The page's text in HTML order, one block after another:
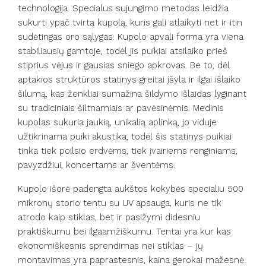
technologija. Specialus sujungimo metodas leidžia
sukurti ypač tvirtą kupolą, kuris gali atlaikyti net ir itin
sudėtingas oro sąlygas. Kupolo apvali forma yra viena
stabiliausių gamtoje, todėl jis puikiai atsilaiko prieš
stiprius vėjus ir gausias sniego apkrovas. Be to, dėl
aptakios struktūros statinys greitai įšyla ir ilgai išlaiko
šilumą, kas ženkliai sumažina šildymo išlaidas lyginant
su tradiciniais šiltnamiais ar pavėsinėmis. Medinis
kupolas sukuria jaukią, unikalią aplinką, jo viduje
užtikrinama puiki akustika, todėl šis statinys puikiai
tinka tiek poilsio erdvėms, tiek įvairiems renginiams,
pavyzdžiui, koncertams ar šventėms.
Kupolo išorė padengta aukštos kokybės specialiu 500
mikronų storio tentu su UV apsauga, kuris ne tik
atrodo kaip stiklas, bet ir pasižymi didesniu
praktiškumu bei ilgaamžiškumu. Tentai yra kur kas
ekonomiškesnis sprendimas nei stiklas – jų
montavimas yra paprastesnis, kaina gerokai mažesnė.